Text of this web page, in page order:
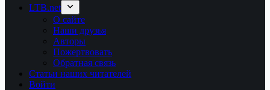
LTB.net
О сайте
Наши друзья
Авторы
Пожертвовать
Обратная связь
Статьи наших читателей
Войти